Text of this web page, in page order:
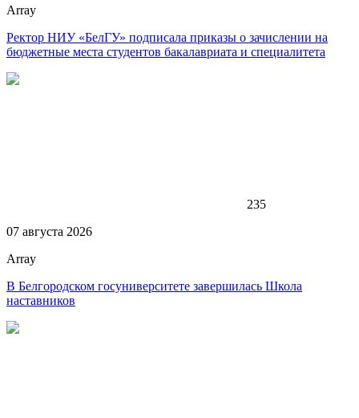
Array
Ректор НИУ «БелГУ» подписала приказы о зачислении на
бюджетные места студентов бакалавриата и специалитета
235
07 августа 2026
Array
В Белгородском госуниверситете завершилась Школа
наставников